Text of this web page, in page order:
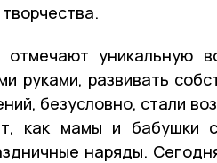
отмечают уникальную
руками, развивать
безусловно, стали
как мамы и бабушки
наряды.